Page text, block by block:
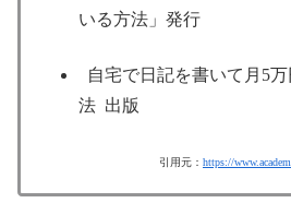
いる方法」発行
自宅で日記を書いて月5
法 出版
引用元： https://